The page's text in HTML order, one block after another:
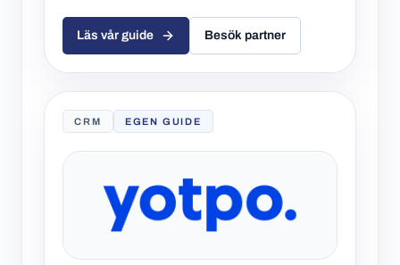
Läs vår guide Besök partner
CRM EGEN GUIDE